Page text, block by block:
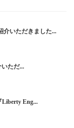
介いただきました...
ただ...
Liberty Eng...